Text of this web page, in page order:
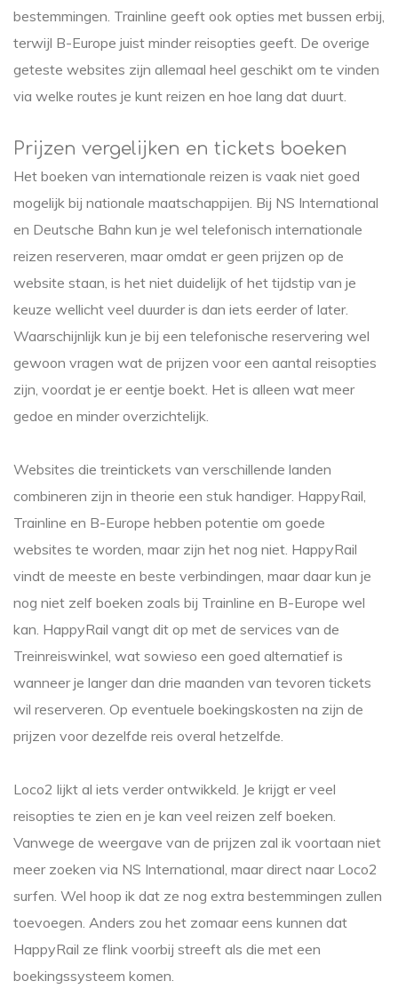
bestemmingen. Trainline geeft ook opties met bussen erbij,
terwijl B-Europe juist minder reisopties geeft. De overige
geteste websites zijn allemaal heel geschikt om te vinden
via welke routes je kunt reizen en hoe lang dat duurt.
Prijzen vergelijken en tickets boeken
Het boeken van internationale reizen is vaak niet goed
mogelijk bij nationale maatschappijen. Bij NS International
en Deutsche Bahn kun je wel telefonisch internationale
reizen reserveren, maar omdat er geen prijzen op de
website staan, is het niet duidelijk of het tijdstip van je
keuze wellicht veel duurder is dan iets eerder of later.
Waarschijnlijk kun je bij een telefonische reservering wel
gewoon vragen wat de prijzen voor een aantal reisopties
zijn, voordat je er eentje boekt. Het is alleen wat meer
gedoe en minder overzichtelijk.
Websites die treintickets van verschillende landen
combineren zijn in theorie een stuk handiger. HappyRail,
Trainline en B-Europe hebben potentie om goede
websites te worden, maar zijn het nog niet. HappyRail
vindt de meeste en beste verbindingen, maar daar kun je
nog niet zelf boeken zoals bij Trainline en B-Europe wel
kan. HappyRail vangt dit op met de services van de
Treinreiswinkel, wat sowieso een goed alternatief is
wanneer je langer dan drie maanden van tevoren tickets
wil reserveren. Op eventuele boekingskosten na zijn de
prijzen voor dezelfde reis overal hetzelfde.
Loco2 lijkt al iets verder ontwikkeld. Je krijgt er veel
reisopties te zien en je kan veel reizen zelf boeken.
Vanwege de weergave van de prijzen zal ik voortaan niet
meer zoeken via NS International, maar direct naar Loco2
surfen. Wel hoop ik dat ze nog extra bestemmingen zullen
toevoegen. Anders zou het zomaar eens kunnen dat
HappyRail ze flink voorbij streeft als die met een
boekingssysteem komen.